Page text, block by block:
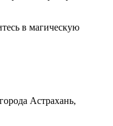
в магическую
Астрахань,